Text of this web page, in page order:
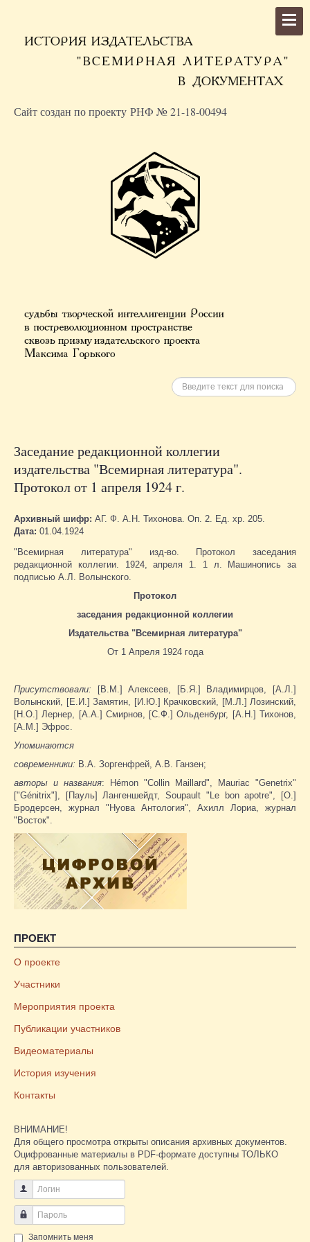
Сайт создан по проекту РНФ № 21-18-00494
Искать
Заседание редакционной коллегии
издательства "Всемирная литература".
Протокол от 1 апреля 1924 г.
Архивный шифр: АГ. Ф. А.Н. Тихонова. Оп. 2. Ед. хр. 205.
Дата: 01.04.1924
"Всемирная литература" изд-во. Протокол заседания
редакционной коллегии. 1924, апреля 1. 1 л. Машинопись за
подписью А.Л. Волынского.
Протокол
заседания редакционной коллегии
Издательства "Всемирная литература"
От 1 Апреля 1924 года
Присутствовали: [В.М.] Алексеев, [Б.Я.] Владимирцов, [А.Л.]
Волынский, [Е.И.] Замятин, [И.Ю.] Крачковский, [М.Л.] Лозинский,
[Н.О.] Лернер, [А.А.] Смирнов, [С.Ф.] Ольденбург, [А.Н.] Тихонов,
[А.М.] Эфрос.
Упоминаются
современники: В.А. Зоргенфрей, А.В. Ганзен;
авторы и названия: Hémon "Collin Maillard", Mauriac "Genetrix"
["Génitrix"], [Пауль] Лангеншейдт, Soupault "Le bon apotre", [О.]
Бродерсен, журнал "Нуова Антология", Ахилл Лориа, журнал
"Восток".
ПРОЕКТ
О проекте
Участники
Мероприятия проекта
Публикации участников
Видеоматериалы
История изучения
Контакты
ВНИМАНИЕ!
Для общего просмотра открыты описания архивных документов.
Оцифрованные материалы в PDF-формате доступны ТОЛЬКО
для авторизованных пользователей.
Логин
Пароль
Запомнить меня